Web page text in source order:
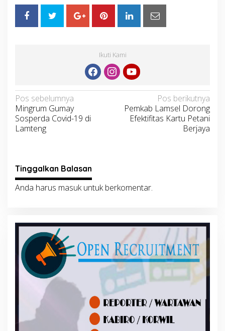
Ikuti Kami
Navigasi
pos
Pos sebelumnya
Mingrum Gumay
Sosperda Covid-19 di
Lamteng
Pos berikutnya
Pemkab Lamsel Dorong
Efektifitas Kartu Petani
Berjaya
Tinggalkan Balasan
Anda harus masukuntuk berkomentar.